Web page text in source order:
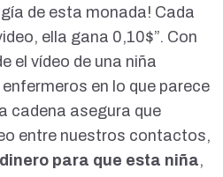
de esta monada! Cada
ella gana 0,10$”. Con
el vídeo de una niña
en lo que parece
cadena asegura que
entre nuestros contactos,
para que esta niña,